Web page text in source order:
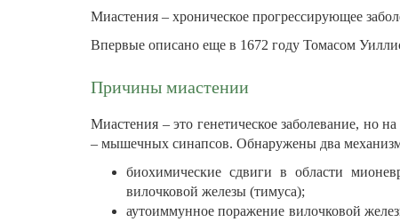
Миастения – хроническое прогрессирующее
Впервые описано еще в 1672 году Томасом
Причины миастении
Миастения – это генетическое заболевание, но
– мышечных синапсов. Обнаружены два
биохимические сдвиги в области
вилочковой железы (тимуса);
аутоиммунное поражение вилочковой